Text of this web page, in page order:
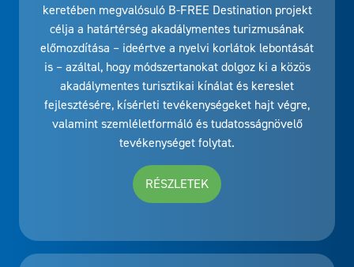
keretében megvalósuló B-FREE Destination projekt
célja a határtérség akadálymentes turizmusának
előmozdítása – ideértve a nyelvi korlátok lebontását
is – azáltal, hogy módszertanokat dolgoz ki a közös
akadálymentes turisztikai kínálat és kereslet
fejlesztésére, kísérleti tevékenységeket hajt végre,
valamint szemléletformáló és tudatosságnövelő
tevékenységet folytat.
RÉSZLETEK